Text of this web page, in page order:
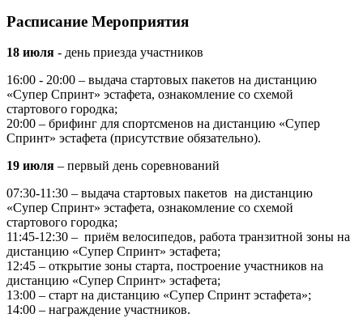
Расписание Мероприятия
18 июля - день приезда участников
16:00 - 20:00 – выдача стартовых пакетов на дистанцию
«Супер Спринт» эстафета, ознакомление со схемой
стартового городка;
20:00 – брифинг для спортсменов на дистанцию «Супер
Спринт» эстафета (присутствие обязательно).
19 июля – первый день соревнований
07:30-11:30 – выдача стартовых пакетов на дистанцию
«Супер Спринт» эстафета, ознакомление со схемой
стартового городка;
11:45-12:30 – приём велосипедов, работа транзитной зоны на
дистанцию «Супер Спринт» эстафета;
12:45 – открытие зоны старта, построение участников на
дистанцию «Супер Спринт» эстафета;
13:00 – старт на дистанцию «Супер Спринт эстафета»;
14:00 – награждение участников.